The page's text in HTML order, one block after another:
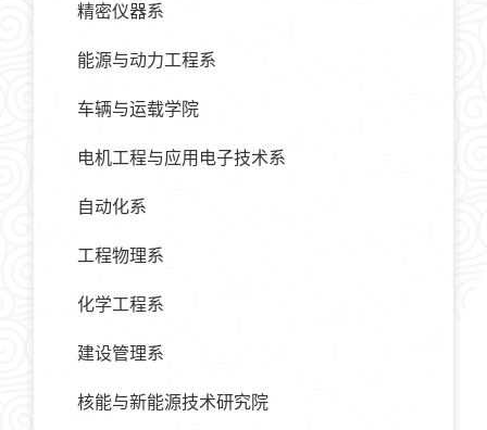
精密仪器系
能源与动力工程系
车辆与运载学院
电机工程与应用电子技术系
自动化系
工程物理系
化学工程系
建设管理系
核能与新能源技术研究院